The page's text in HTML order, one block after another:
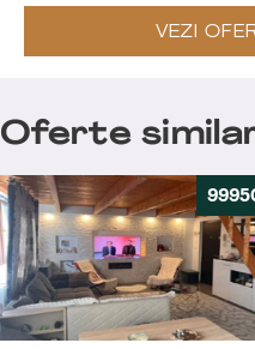
VEZI
Oferte